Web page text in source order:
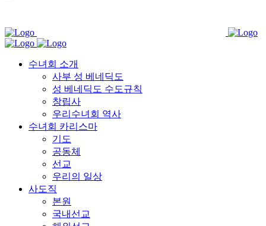
수녀회 소개
사부 성 베네딕도
성 베네딕도 수도규칙
창립사
우리수녀회 역사
수녀회 카리스마
기도
공동체
선교
우리의 일상
사도직
본원
국내선교